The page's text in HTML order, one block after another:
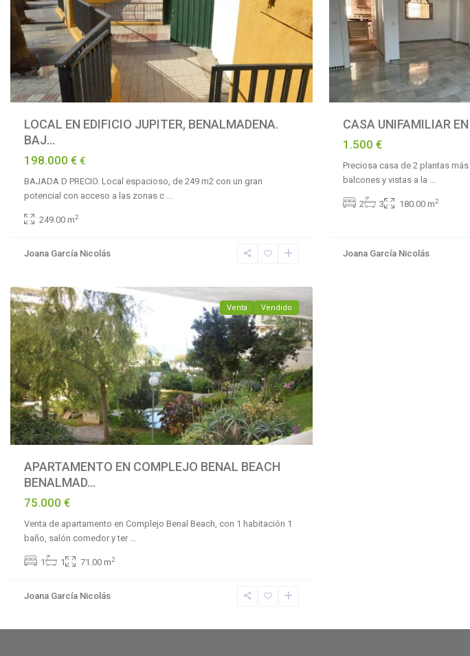
LOCAL EN EDIFICIO JUPITER, BENALMADENA.
BAJ...
198.000 € €
BAJADA D PRECIO. Local espacioso, de 249 m2 con un gran
potencial con acceso a las zonas c ...
249.00 m2
Joana García Nicolás
CASA UNIFAMILIAR
1.500 €
Preciosa casa de 2 plantas
balcones y vistas a la ...
2 3 180.00 m2
Joana García Nicolás
Costa,
Venta Vendido
APARTAMENTO EN COMPLEJO BENAL BEACH
BENALMAD...
75.000 €
Venta de apartamento en Complejo Benal Beach, con 1 habitación 1
baño, salón comedor y ter ...
1 1 71.00 m2
Joana García Nicolás